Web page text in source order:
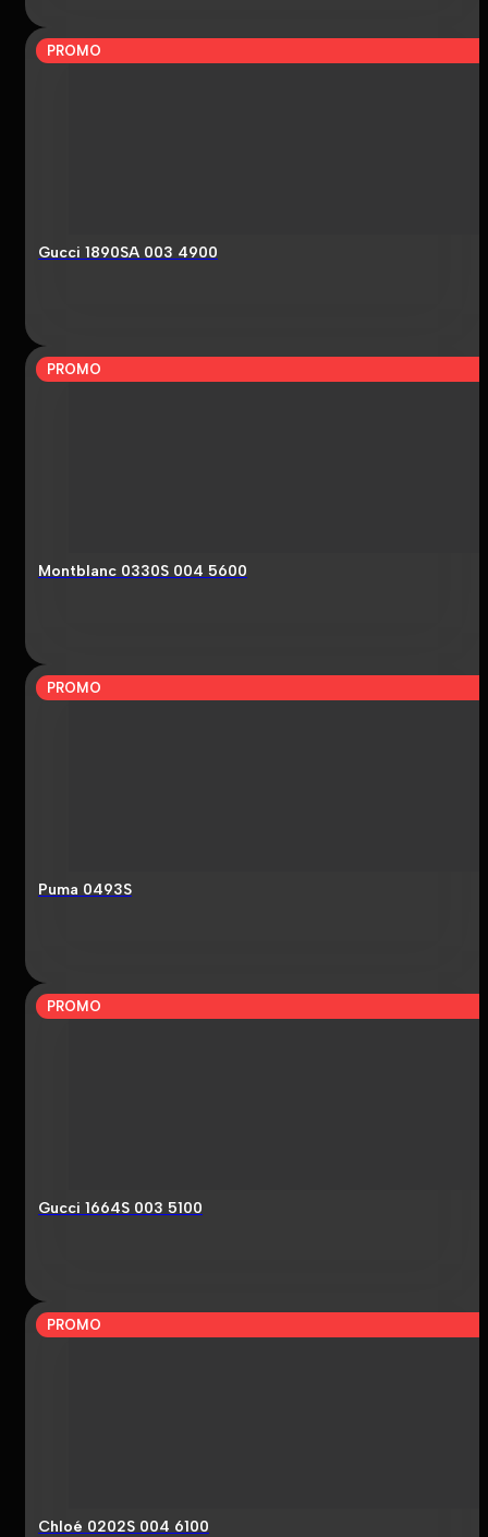
PROMO
Gucci 1890SA 003 4900
PROMO
Montblanc 0330S 004 5600
PROMO
Puma 0493S
PROMO
Gucci 1664S 003 5100
PROMO
Chloé 0202S 004 6100